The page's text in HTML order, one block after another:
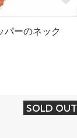
パーのネック
SOLD OUT